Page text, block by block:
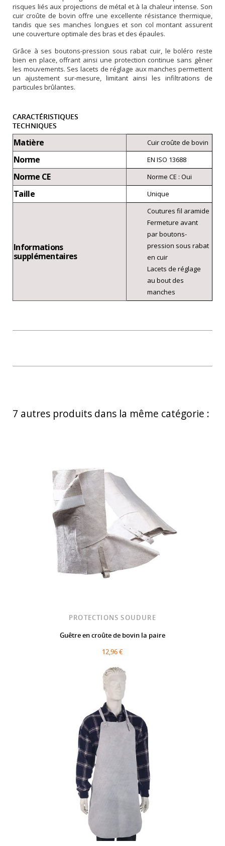
risques liés aux projections de métal et à la chaleur intense. Son
cuir croûte de bovin offre une excellente résistance thermique,
tandis que ses manches longues et son col montant assurent
une couverture optimale des bras et des épaules.
Grâce à ses boutons-pression sous rabat cuir, le boléro reste
bien en place, offrant ainsi une protection continue sans gêner
les mouvements. Ses lacets de réglage aux manches permettent
un ajustement sur-mesure, limitant ainsi les infiltrations de
particules brûlantes.
CARACTÉRISTIQUES
TECHNIQUES
Matière Cuir croûte de bovin
Norme EN ISO 13688
Norme CE Norme CE : Oui
Taille Unique
Informations
supplémentaires
Coutures fil aramide
Fermeture avant
par boutons-
pression sous rabat
en cuir
Lacets de réglage
au bout des
manches
7 autres produits dans la même catégorie :
PROTECTIONS SOUDURE
Guêtre en croûte de bovin la paire
12,96 €